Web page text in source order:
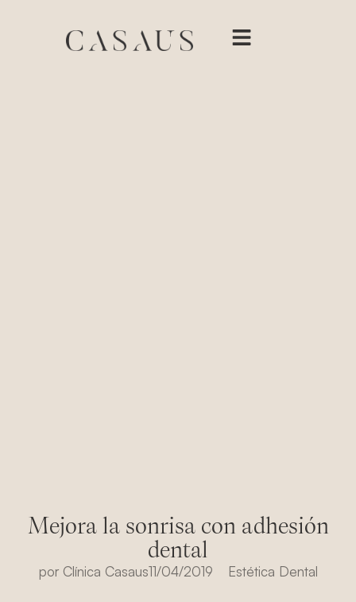
Mejora la sonrisa con adhesión
dental
porClínica Casaus11/04/2019 Estética Dental